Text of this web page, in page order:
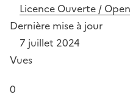
Licence Ouverte /
Dernière mise à jour
7 juillet 2024
Vues
0